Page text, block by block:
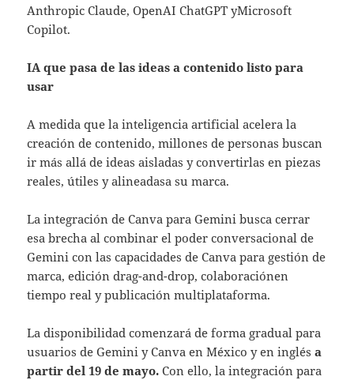
Anthropic Claude, OpenAI ChatGPT yMicrosoft
Copilot.
IA que pasa de las ideas a contenido listo para
usar
A medida que la inteligencia artificial acelera la
creación de contenido, millones de personas buscan
ir más allá de ideas aisladas y convertirlas en piezas
reales, útiles y alineadasa su marca.
La integración de Canva para Gemini busca cerrar
esa brecha al combinar el poder conversacional de
Gemini con las capacidades de Canva para gestión de
marca, edición drag-and-drop, colaboraciónen
tiempo real y publicación multiplataforma.
La disponibilidad comenzará de forma gradual para
usuarios de Gemini y Canva en México y en inglésa
partir del 19 de mayo. Con ello, la integración para